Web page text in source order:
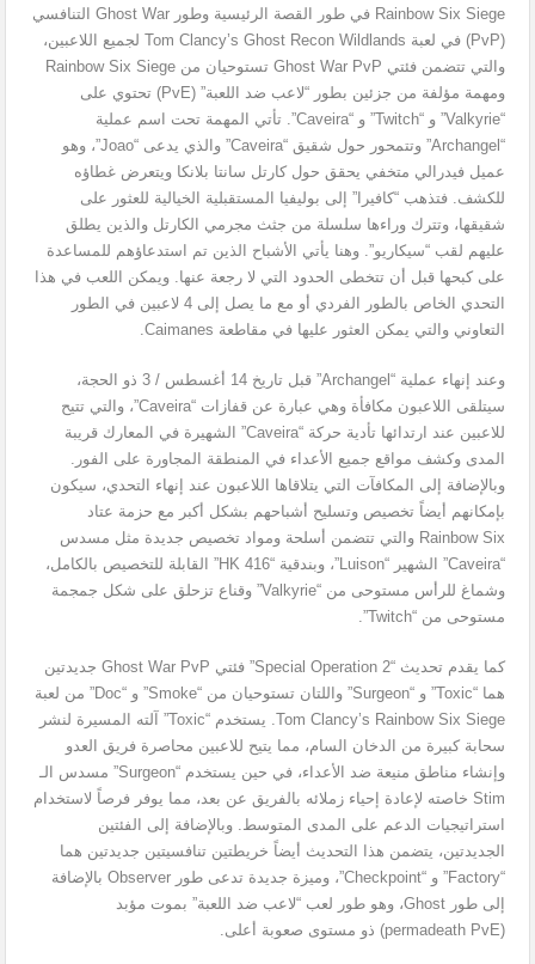
Rainbow Six Siege في طور القصة الرئيسية وطور Ghost War التنافسي
(PvP) في لعبة Tom Clancy’s Ghost Recon Wildlands لجميع اللاعبين،
والتي تتضمن فئتي Ghost War PvP تستوحيان من Rainbow Six Siege
ومهمة مؤلفة من جزئين بطور “لاعب ضد اللعبة” (PvE) تحتوي على
“Valkyrie” و “Twitch” و “Caveira”. تأتي المهمة تحت اسم عملية
“Archangel” وتتمحور حول شقيق “Caveira” والذي يدعى “Joao”، وهو
عميل فيدرالي متخفي يحقق حول كارتل سانتا بلانكا ويتعرض غطاؤه
للكشف. فتذهب “كافيرا” إلى بوليفيا المستقبلية الخيالية للعثور على
شقيقها، وتترك وراءها سلسلة من جثث مجرمي الكارتل والذين يطلق
عليهم لقب “سيكاريو”. وهنا يأتي الأشباح الذين تم استدعاؤهم للمساعدة
على كبحها قبل أن تتخطى الحدود التي لا رجعة عنها. ويمكن اللعب في هذا
التحدي الخاص بالطور الفردي أو مع ما يصل إلى 4 لاعبين في الطور
التعاوني والتي يمكن العثور عليها في مقاطعة Caimanes.
وعند إنهاء عملية “Archangel” قبل تاريخ 14 أغسطس / 3 ذو الحجة،
سيتلقى اللاعبون مكافأة وهي عبارة عن قفازات “Caveira”، والتي تتيح
للاعبين عند ارتدائها تأدية حركة “Caveira” الشهيرة في المعارك قريبة
المدى وكشف مواقع جميع الأعداء في المنطقة المجاورة على الفور.
وبالإضافة إلى المكافآت التي يتلاقاها اللاعبون عند إنهاء التحدي، سيكون
بإمكانهم أيضاً تخصيص وتسليح أشباحهم بشكل أكبر مع حزمة عتاد
Rainbow Six والتي تتضمن أسلحة ومواد تخصيص جديدة مثل مسدس
“Caveira” الشهير “Luison”، وبندقية “HK 416” القابلة للتخصيص بالكامل،
وشماغ للرأس مستوحى من “Valkyrie” وقناع تزحلق على شكل جمجمة
مستوحى من “Twitch”.
كما يقدم تحديث “Special Operation 2” فئتي Ghost War PvP جديدتين
هما “Toxic” و “Surgeon” واللتان تستوحيان من “Smoke” و “Doc” من لعبة
Tom Clancy’s Rainbow Six Siege. يستخدم “Toxic” آلته المسيرة لنشر
سحابة كبيرة من الدخان السام، مما يتيح للاعبين محاصرة فريق العدو
وإنشاء مناطق منيعة ضد الأعداء، في حين يستخدم “Surgeon” مسدس الـ
Stim خاصته لإعادة إحياء زملائه بالفريق عن بعد، مما يوفر فرصاً لاستخدام
استراتيجيات الدعم على المدى المتوسط. وبالإضافة إلى الفئتين
الجديدتين، يتضمن هذا التحديث أيضاً خريطتين تنافسيتين جديدتين هما
“Factory” و “Checkpoint”، وميزة جديدة تدعى طور Observer بالإضافة
إلى طور Ghost، وهو طور لعب “لاعب ضد اللعبة” بموت مؤبد
(permadeath PvE) ذو مستوى صعوبة أعلى.